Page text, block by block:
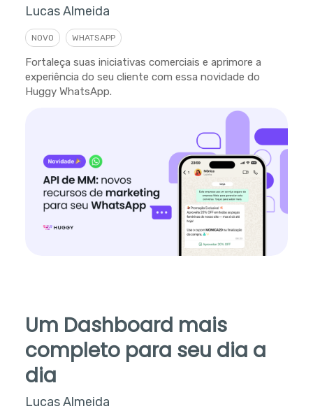
Lucas Almeida
NOVO WHATSAPP
Fortaleça suas iniciativas comerciais e aprimore a
experiência do seu cliente com essa novidade do
Huggy WhatsApp.
Um Dashboard mais
completo para seu dia a
dia
Lucas Almeida